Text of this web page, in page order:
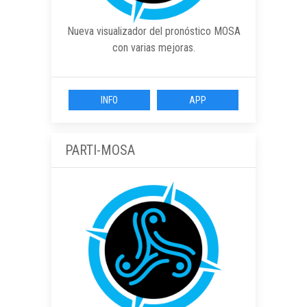
Nueva visualizador del pronóstico MOSA
con varias mejoras.
INFO APP
PARTI-MOSA